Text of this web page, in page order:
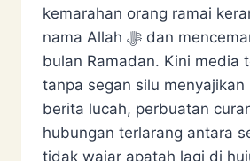
kemarahan orang ramai
nama Allah ﷻ dan mencemarkan kesucian
bulan Ramadan. Kini media
tanpa segan silu
berita lucah, perbuatan
hubungan terlarang antara
tidak wajar apatah lagi di